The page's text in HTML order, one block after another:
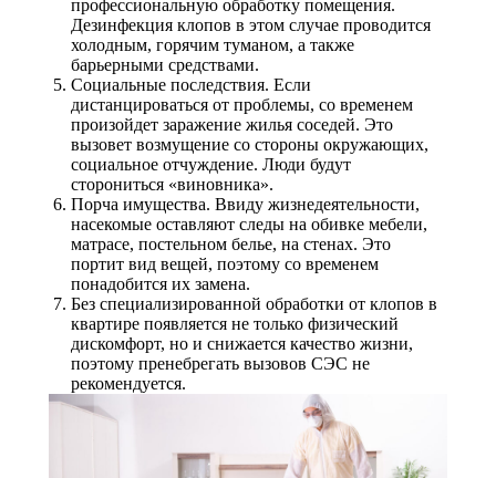
профессиональную обработку помещения.
Дезинфекция клопов в этом случае проводится
холодным, горячим туманом, а также
барьерными средствами.
Социальные последствия. Если
дистанцироваться от проблемы, со временем
произойдет заражение жилья соседей. Это
вызовет возмущение со стороны окружающих,
социальное отчуждение. Люди будут
сторониться «виновника».
Порча имущества. Ввиду жизнедеятельности,
насекомые оставляют следы на обивке мебели,
матрасе, постельном белье, на стенах. Это
портит вид вещей, поэтому со временем
понадобится их замена.
Без специализированной обработки от клопов в
квартире появляется не только физический
дискомфорт, но и снижается качество жизни,
поэтому пренебрегать вызовов СЭС не
рекомендуется.